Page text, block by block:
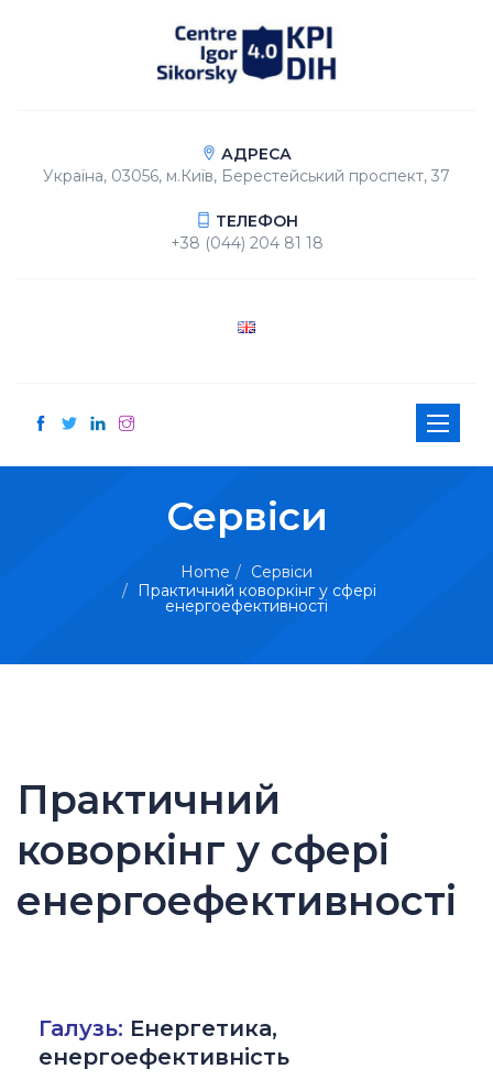
АДРЕСА
Україна, 03056, м.Київ, Берестейський проспект, 37
ТЕЛЕФОН
+38 (044) 204 81 18
Toggle
Сервіси
Home
Сервіси
Практичний коворкінг у сфері
енергоефективності
Практичний
коворкінг у сфері
енергоефективності
Галузь: Енергетика,
енергоефективність